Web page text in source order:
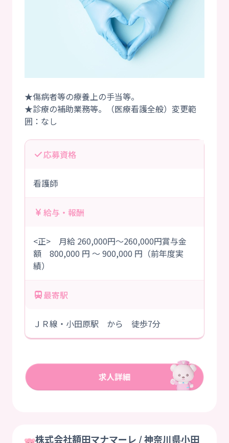
★傷病者等の療養上の手当等。
★診療の補助業務等。（医療看護全般）変更範
応募資格
看護師
給与・報酬
<正> 月給 260,000円～260,000円賞与金
額 800,000 円 ～ 900,000 円（前年度実
績）
最寄駅
ＪＲ線・小田原駅 から 徒歩7分
株式会社額田マナマーレ / 神奈川県小田